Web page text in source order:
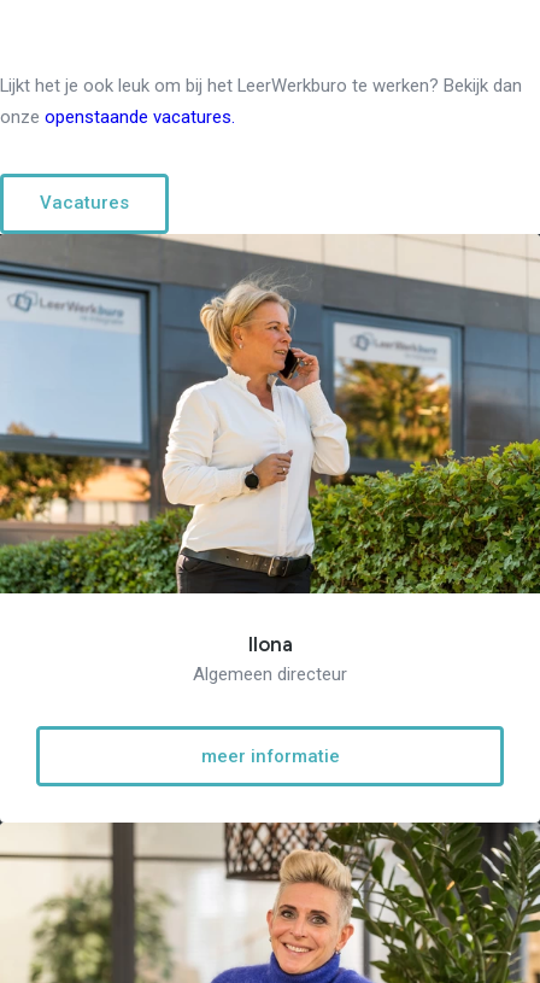
Lijkt het je ook leuk om bij het LeerWerkburo te werken? Bekijk dan
onze openstaande vacatures.
Vacatures
Ilona
Algemeen directeur
meer informatie